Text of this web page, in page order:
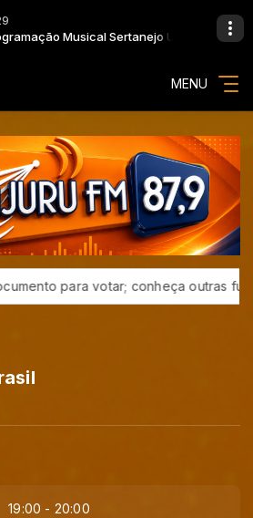
Musical Sertanejo Universitário e
MENU
para votar; conheça outras
19:00 - 20:00